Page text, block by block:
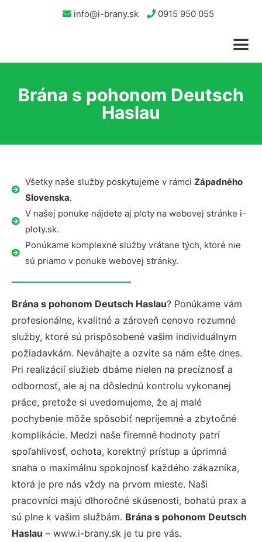
info@i-brany.sk 0915 950 055
Brána s pohonom Deutsch
Haslau
Všetky naše služby poskytujeme v rámci Západného
Slovenska.
V našej ponuke nájdete aj ploty na webovej stránke i-
ploty.sk.
Ponúkame komplexné služby vrátane tých, ktoré nie
sú priamo v ponuke webovej stránky.
Brána s pohonom Deutsch Haslau? Ponúkame vám
profesionálne, kvalitné a zároveň cenovo rozumné
služby, ktoré sú prispôsobené vašim individuálnym
požiadavkám. Neváhajte a ozvite sa nám ešte dnes.
Pri realizácií služieb dbáme nielen na precíznosť a
odbornosť, ale aj na dôslednú kontrolu vykonanej
práce, pretože si uvedomujeme, že aj malé
pochybenie môže spôsobiť nepríjemné a zbytočné
komplikácie. Medzi naše firemné hodnoty patrí
spoľahlivosť, ochota, korektný prístup a úprimná
snaha o maximálnu spokojnosť každého zákazníka,
ktorá je pre nás vždy na prvom mieste. Naši
pracovníci majú dlhoročné skúsenosti, bohatú prax a
sú plne k vašim službám. Brána s pohonom Deutsch
Haslau – www.i-brany.sk je tu pre vás.